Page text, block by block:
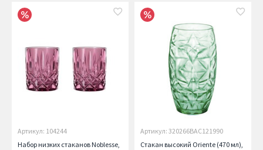
Артикул: 104244
Набор низких стаканов Noblesse,
Артикул: 320266BAC121990
Стакан высокий Oriente (470 мл),